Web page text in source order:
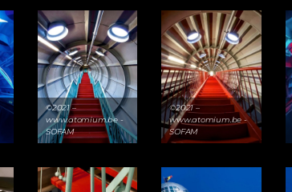
©2021 –
www.atomium.be -
SOFAM
©2021 –
www.atomium.be -
SOFAM